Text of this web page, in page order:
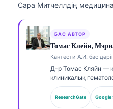
Сара Митчеллдің
БАС АВТОР
Томас Клейн,
Кантести А.И. бас
Д-р Томас Кляйн —
клиникалық
зертханалық
(AI) сүйемелденген
жылдан астам
ResearchGate Google